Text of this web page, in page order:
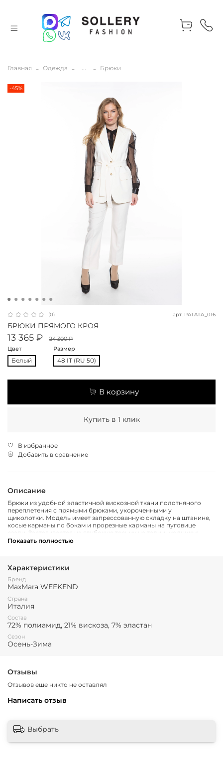
Главная Одежда ... Брюки
-45%
(0) арт. PATATA_016
БРЮКИ ПРЯМОГО КРОЯ
13 365 ₽
24 300 ₽
Цвет
Белый
Размер
48 IT (RU 50)
В корзину
Купить в 1 клик
В избранное
Добавить в сравнение
Описание
Брюки из удобной эластичной вискозной ткани полотняного
переплетения с прямыми брюками, укороченными у
щиколотки. Модель имеет запрессованную складку на штанине,
косые карманы по бокам и прорезные карманы на пуговице
Застегивается на глубокую тесьму на талии, молнию с
клапаном и крючком.
Показать полностью
Характеристики
Бренд
MaxMara WEEKEND
Страна
Италия
Состав
72% полиамид, 21% вискоза, 7% эластан
Сезон
Осень-Зима
Отзывы
Отзывов еще никто не оставлял
Написать отзыв
Выбрать